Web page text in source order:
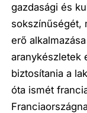
gazdasági és
sokszínűségét,
erő
aranykészletek
biztosítania a
óta ismét